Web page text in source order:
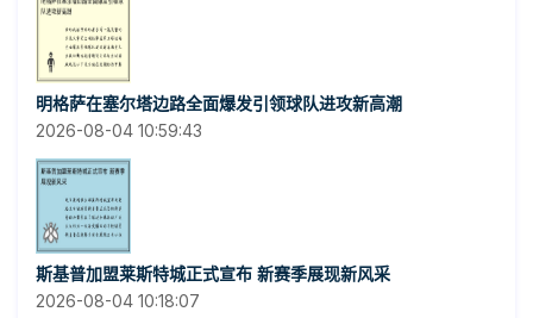
明格萨在塞尔塔边路全面爆发引领球队进攻新高潮
2026-08-04 10:59:43
斯基普加盟莱斯特城正式宣布 新赛季展现新风采
2026-08-04 10:18:07